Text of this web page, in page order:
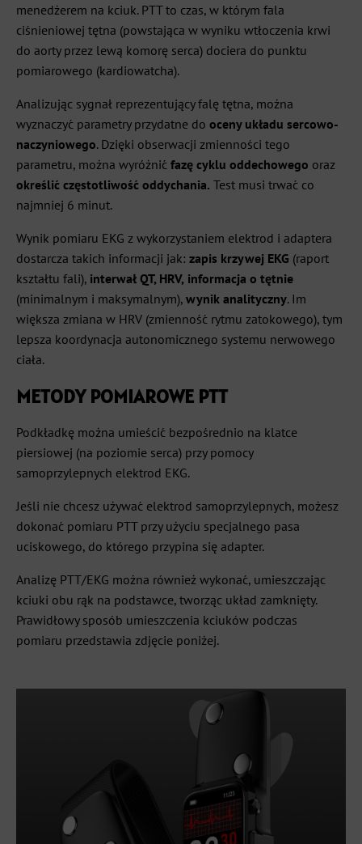
menedżerem na kciuk. PTT to czas, w którym fala
ciśnieniowej tętna (powstająca w wyniku wtłoczenia krwi
do aorty przez lewą komorę serca) dociera do punktu
pomiarowego (kardiowatcha).
Analizując sygnał reprezentujący falę tętna, można
wyznaczyć parametry przydatne do oceny układu sercowo-
naczyniowego. Dzięki obserwacji zmienności tego
parametru, można wyróżnić fazę cyklu oddechowego oraz
określić częstotliwość oddychania. Test musi trwać co
najmniej 6 minut.
Wynik pomiaru EKG z wykorzystaniem elektrod i adaptera
dostarcza takich informacji jak: zapis krzywej EKG (raport
kształtu fali), interwał QT, HRV, informacja o tętnie
(minimalnym i maksymalnym), wynik analityczny. Im
większa zmiana w HRV (zmienność rytmu zatokowego), tym
lepsza koordynacja autonomicznego systemu nerwowego
ciała.
METODY POMIAROWE PTT
Podkładkę można umieścić bezpośrednio na klatce
piersiowej (na poziomie serca) przy pomocy
samoprzylepnych elektrod EKG.
Jeśli nie chcesz używać elektrod samoprzylepnych, możesz
dokonać pomiaru PTT przy użyciu specjalnego pasa
uciskowego, do którego przypina się adapter.
Analizę PTT/EKG można również wykonać, umieszczając
kciuki obu rąk na podstawce, tworząc układ zamknięty.
Prawidłowy sposób umieszczenia kciuków podczas
pomiaru przedstawia zdjęcie poniżej.